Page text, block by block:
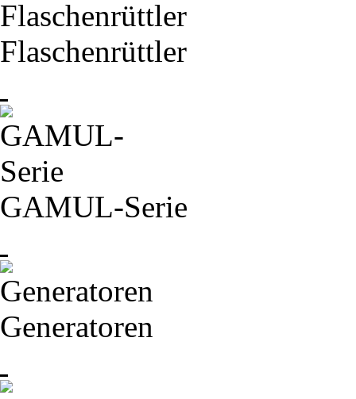
Flaschenrüttler
GAMUL-Serie
Generatoren